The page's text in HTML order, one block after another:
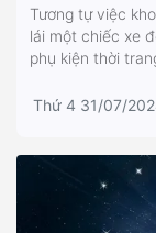
Tương tự việc
lái một chiếc xe
phụ kiện thời
Thứ 4 31/07/